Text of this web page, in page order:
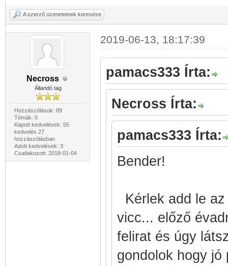
A szerző üzeneteinek keresése
Necross
Állandó tag
Hozzászólások: 89
Témák: 0
Kapott kedvelések: 55
kedvelés 27
hozzászólásban
Adott kedvelések: 3
Csatlakozott: 2018-01-04
2019-06-13, 18:17:39
pamacs333 Írta:
Necross Írta:
pamacs333 Írta:
Bender!
Kérlek add le
vicc... előző
felirat és úgy
gondolok hogy jó